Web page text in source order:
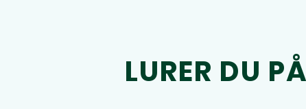
LURER DU